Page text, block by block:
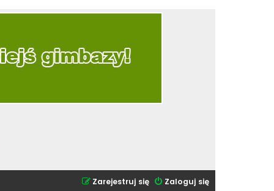
Zaloguj się
Zarejestruj się